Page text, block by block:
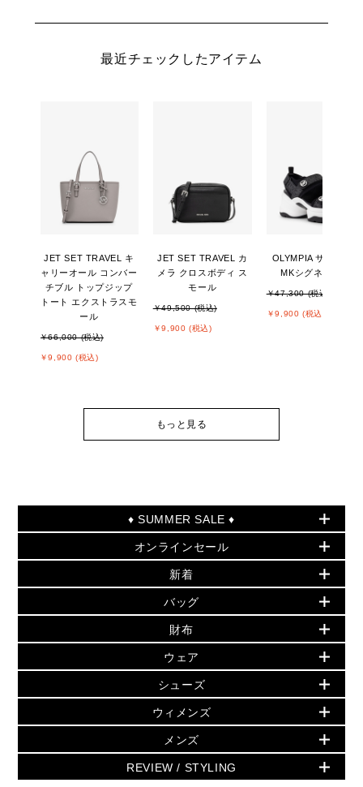
最近チェックしたアイテム
JET SET TRAVEL キ
ャリーオール コンバー
チブル トップジップ
トート エクストラスモ
ール
￥66,000 (税込)
￥9,900 (税込)
JET SET TRAVEL カ
メラ クロスボディ ス
モール
￥49,500 (税込)
￥9,900 (税込)
OLYMPIA サンダル -
MKシグネチャー
￥47,300 (税込)
￥9,900 (税込)
もっと見る
♦ SUMMER SALE ♦
セールおすすめアイテム
▶ ウィメンズ
バッグ
小物
シューズ・靴
ウェア
アクセサリー
時計
▶ メンズ
バッグ
オンラインセール
PRODUCT OF THE MONTH - 今月の特別価格
再値下げアイテム
追加アイテム
▶ ウィメンズすべて(ウェア・シューズ除く)
バッグ
財布・小物
ウェア
シューズ
時計・ジュエリー
新着
夏のスタイル
▶ すべて
▶ ウィメンズすべて
財布・小物
アクセサリー
フレグランス
シューズ
バッグ
人気の定番アイテム
日本限定 - バッグ
▶ ウィメンズすべて
トートバッグ
ショルダーバッグ
クロスボディ・斜め掛け
財布
日本限定 - 財布・小物
▶ ウィメンズすべて
GREENWICH
折り財布(二つ折り・三つ折り)
長財布
ウェア
▶ ウィメンズすべて
トップス
スカート・パンツ
ジャケット・アウター
シューズ
▶ ウィメンズすべて
サンダル
スニーカー
ウィメンズ
人気の定番アイテム
▶ ウィメンズすべて
メンズ
▶ メンズすべて
REVIEW / STYLING